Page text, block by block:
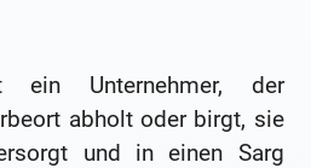
Unternehmer, der
abholt oder birgt, sie
und in einen Sarg